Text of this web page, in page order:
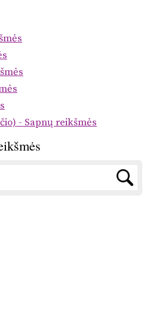
- Sapnų reikšmės